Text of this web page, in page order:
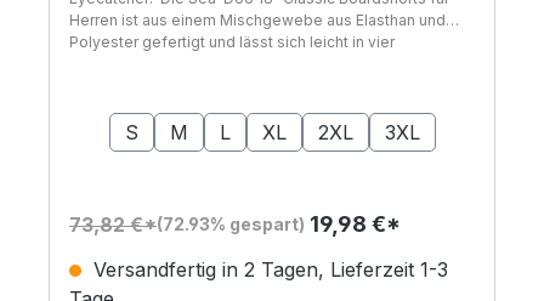
Herren ist aus einem Mischgewebe aus Elasthan und
Polyester gefertigt und lässt sich leicht in vier
auch bei einem längeren Aufenthalt in der Sonne nicht
um Sonnenschutz sorgen müssen. Das Sea-Doo-
Hingucker. Auf einen Blick 90% Polyester, 10% Elasthan.
UV-Schutz 40 UPF. 4-Wege-Stretch. Schnell trocknend
und kühlend. Elastischer Kordelzug am Bund.
Seitentaschen. Reißverschlusstasche auf der Rückseite
S
M L XL 2XL 3XL
73,82 €*(72.93% gespart) 19,98 €*
Versandfertig in 2 Tagen, Lieferzeit 1-3